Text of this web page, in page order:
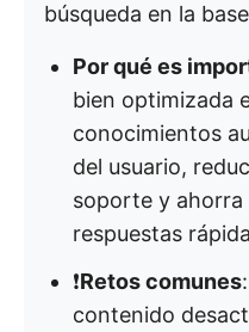
búsqueda en la
Por qué es
bien optimizada
conocimientos
del usuario,
soporte y
respuestas
❗Retos comunes
contenido